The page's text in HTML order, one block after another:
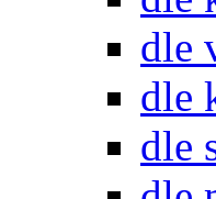
dle
dle
dle